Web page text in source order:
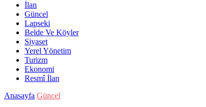
İlan
Güncel
Lapseki
Belde Ve Köyler
Siyaset
Yerel Yönetim
Turizm
Ekonomi
Resmî İlan
Anasayfa Güncel